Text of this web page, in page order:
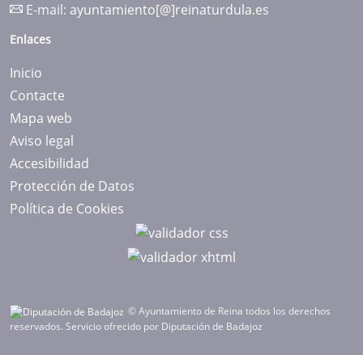
E-mail: ayuntamiento[@]reinaturdula.es
Enlaces
Inicio
Contacte
Mapa web
Aviso legal
Accesibilidad
Protección de Datos
Política de Cookies
© Ayuntamiento de Reina todos los derechos
reservados. Servicio ofrecido por Diputación de Badajoz